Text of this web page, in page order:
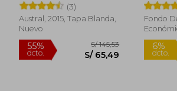
(3)
Austral, 2015, Tapa Blanda,
Nuevo
Fondo
Nuevo